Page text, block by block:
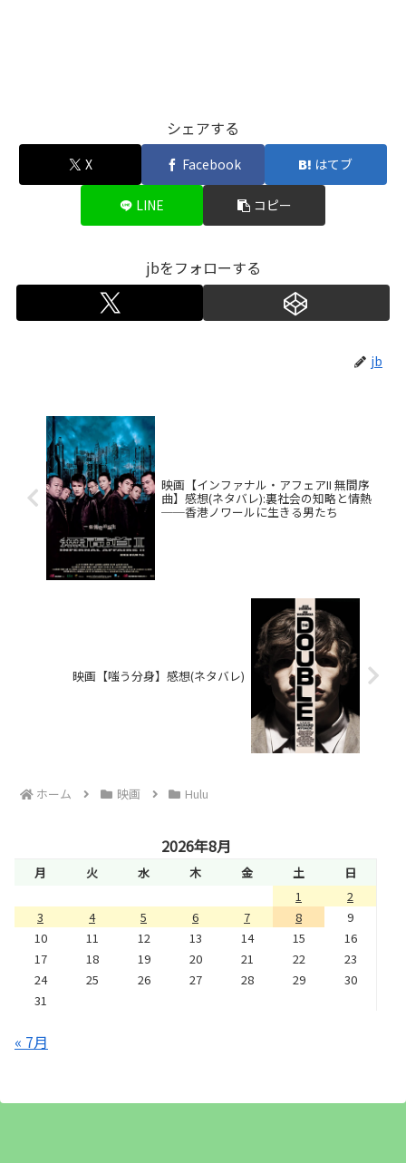
シェアする
X Facebook はてブ
LINE コピー
jbをフォローする
jb
映画【インファナル・アフェアII 無間序
曲】感想(ネタバレ):裏社会の知略と情熱
──香港ノワールに生きる男たち
映画【嗤う分身】感想(ネタバレ)
ホーム 映画 Hulu
2026年8月
月 火 水 木 金 土
日
1
2
3
4 5 6 7 8
9
10
11 12 13 14 15
16
17
18 19 20 21 22
23
24
25 26 27 28 29
30
31
« 7月